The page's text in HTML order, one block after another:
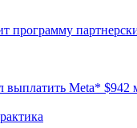
программу
Meta* $942